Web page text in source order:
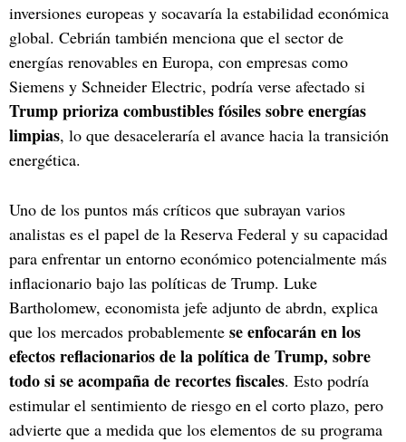
inversiones europeas y socavaría la estabilidad económica
global. Cebrián también menciona que el sector de
energías renovables en Europa, con empresas como
Siemens y Schneider Electric, podría verse afectado si
Trump prioriza combustibles fósiles sobre energías
limpias, lo que desaceleraría el avance hacia la transición
energética.
Uno de los puntos más críticos que subrayan varios
analistas es el papel de la Reserva Federal y su capacidad
para enfrentar un entorno económico potencialmente más
inflacionario bajo las políticas de Trump. Luke
Bartholomew, economista jefe adjunto de abrdn, explica
que los mercados probablemente se enfocarán en los
efectos reflacionarios de la política de Trump, sobre
todo si se acompaña de recortes fiscales. Esto podría
estimular el sentimiento de riesgo en el corto plazo, pero
advierte que a medida que los elementos de su programa